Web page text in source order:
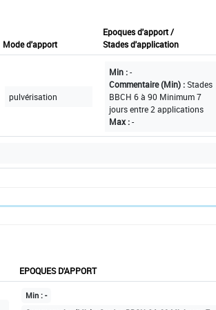
Mode d'apport
Epoques d'apport /
Stades d'application
pulvérisation
Min :-
Commentaire (Min) :Stades
BBCH 6 à 90 Minimum 7
jours entre 2 applications
Max :-
EPOQUES D'APPORT
Min : -